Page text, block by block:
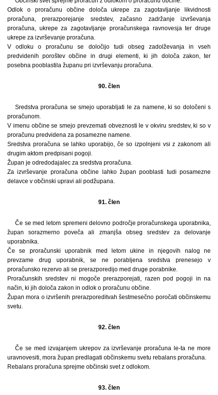
Odlok o proračunu občine določa ukrepe za zagotavljanje likvidnosti
proračuna, prerazporejanje sredstev, začasno zadržanje izvrševanja
proračuna, ukrepe za zagotavljanje proračunskega ravnovesja ter druge
ukrepe za izvrševanje proračuna.
V odloku o proračunu se določijo tudi obseg zadolževanja in vseh
predvidenih poroštev občine in drugi elementi, ki jih določa zakon, ter
posebna pooblastila županu pri izvrševanju proračuna.
90. člen
Sredstva proračuna se smejo uporabljati le za namene, ki so določeni s
proračunom.
V imenu občine se smejo prevzemati obveznosti le v okviru sredstev, ki so v
proračunu predvidena za posamezne namene.
Sredstva proračuna se lahko uporabijo, če so izpolnjeni vsi z zakonom ali
drugim aktom predpisani pogoji.
Župan je odredodajalec za sredstva proračuna.
Za izvrševanje proračuna občine lahko župan pooblasti tudi posamezne
delavce v občinski upravi ali podžupana.
91. člen
Če se med letom spremeni delovno področje proračunskega uporabnika,
župan sorazmerno poveča ali zmanjša obseg sredstev za delovanje
uporabnika.
Če se proračunski uporabnik med letom ukine in njegovih nalog ne
prevzame drug uporabnik, se ne porabljena sredstva prenesejo v
proračunsko rezervo ali se prerazporedijo med druge porabnike.
Proračunskih sredstev ni mogoče prerazporejati, razen pod pogoji in na
način, ki jih določa zakon in odlok o proračunu občine.
Župan mora o izvršenih prerazporeditvah šestmesečno poročati občinskemu
svetu.
92. člen
Če se med izvajanjem ukrepov za izvrševanje proračuna le-ta ne more
uravnovesiti, mora župan predlagati občinskemu svetu rebalans proračuna.
Rebalans proračuna sprejme občinski svet z odlokom.
93. člen